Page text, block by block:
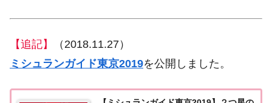
【追記】
（2018.11.27）
ミシュランガイド東京2019を公開しました。